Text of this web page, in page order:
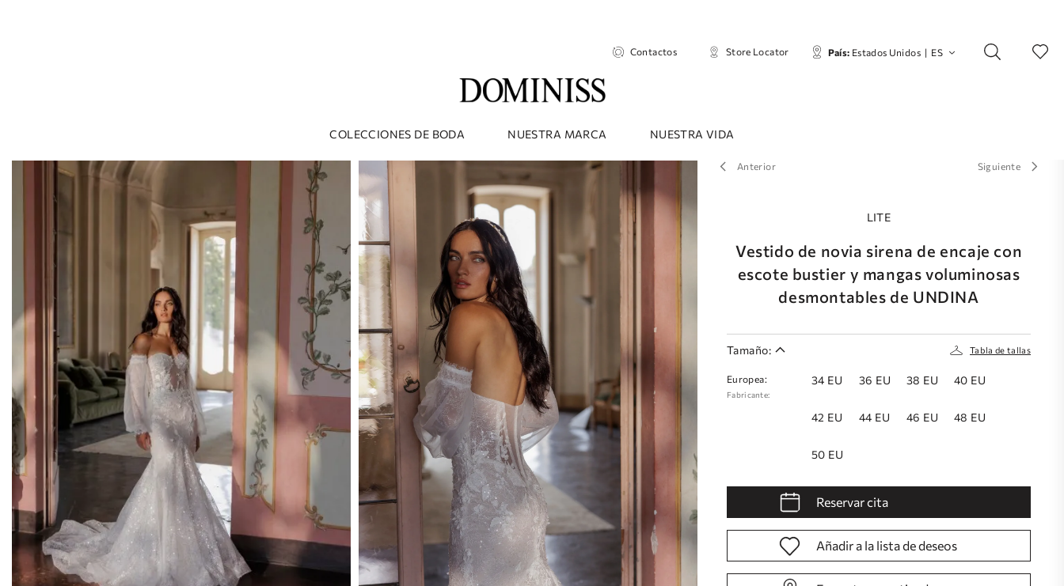
Contactos Store Locator País: Estados Unidos | ES
COLECCIONES DE BODA NUESTRA MARCA NUESTRA VIDA
Vestido de novia sirena de encaje con escote bustier y mangas voluminosas desmontables de UNDINA
Anterior Siguiente
LITE
Vestido de novia sirena de encaje con
escote bustier y mangas voluminosas
desmontables de UNDINA
Tamaño: Tabla de tallas
Europea:
Fabricante:
34 EU 36 EU 38 EU 40 EU
42 EU 44 EU 46 EU 48 EU
50 EU
Reservar cita
Añadir a la lista de deseos